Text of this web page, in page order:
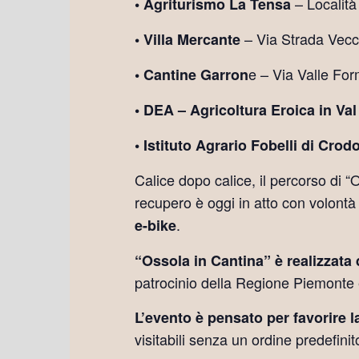
• Villa Mercante– Via Strada
• Cantine Garrone – Via Valle
• DEA – Agricoltura Eroica in
• Istituto Agrario Fobelli di
Calice dopo calice, il percorso di
recupero è oggi in atto con
e-bike.
“Ossola in Cantina” è
patrocinio della Regione
L’evento è pensato per
visitabili senza un ordine